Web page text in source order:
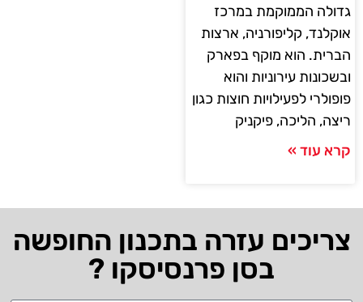
גדולה הממוקמת במרכז
אוקלנד, קליפורניה, ארצות
הברית. הוא מוקף בפארק
ובשכונות עירוניות והוא
פופולרי לפעילויות חוצות כגון
ריצה, הליכה, פיקניק
קרא עוד »
צריכים עזרה בתכנון החופשה
בסן פרנסיסקו ?